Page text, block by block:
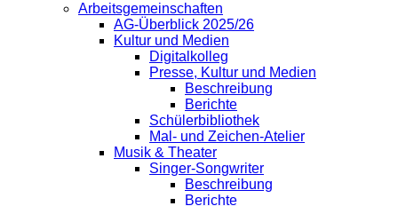
Arbeitsgemeinschaften
AG-Überblick 2025/26
Kultur und Medien
Digitalkolleg
Presse, Kultur und Medien
Beschreibung
Berichte
Schülerbibliothek
Mal- und Zeichen-Atelier
Musik & Theater
Singer-Songwriter
Beschreibung
Berichte